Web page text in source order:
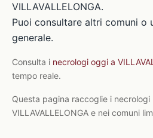
VILLAVALLELONGA.
Puoi consultare altri comuni o
generale.
Consulta i necrologi oggi a
tempo reale.
Questa pagina raccoglie i
VILLAVALLELONGA e nei comuni